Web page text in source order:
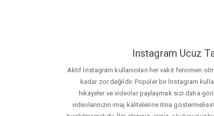
Instagram Ucuz
Aktif İnstagram kullanıcıları her vakit fenomen
kadar zor değildir. Popüler bir İnstagram
hikayeler ve videolar paylaşmak sizi daha
videolarınızın imaj kalitelerine itina